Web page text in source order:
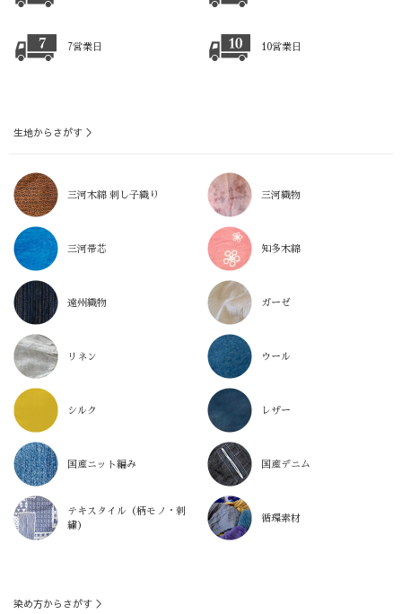
7営業日 10営業日
生地からさがす ＞
三河木綿 刺し子織り 三河織物
三河帯芯 知多木綿
遠州織物 ガーゼ
リネン ウール
シルク レザー
国産ニット編み 国産デニム
テキスタイル（柄モノ・刺
繍）
循環素材
染め方からさがす ＞